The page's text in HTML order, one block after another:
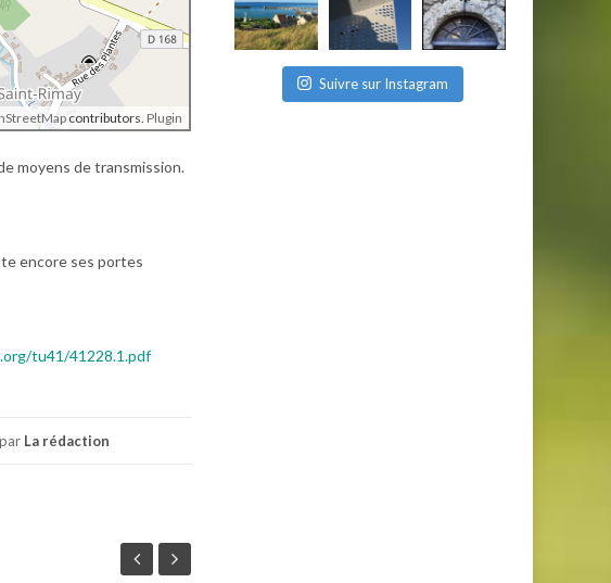
contributors. Plugin
moyens de transmission.
encore ses portes
tu41/41228.1.pdf
par La rédaction
Suivre sur Instagram